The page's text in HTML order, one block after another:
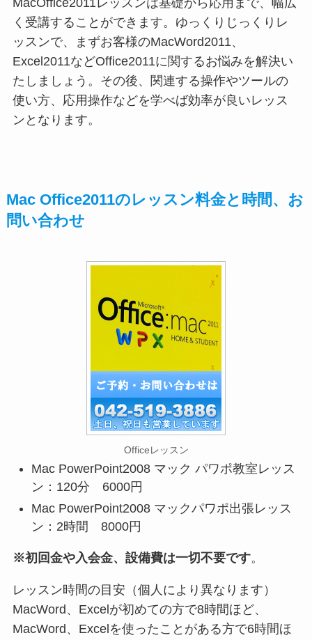
く受講することができます。ゆっくりじっくりレ
ッスンで、まずお客様のMacWord2011、
Excel2011などOffice2011に関するお悩みを解決い
たしましょう。その後、関連する操作やツールの
使い方、応用操作などを学べば効率が良いレッス
ンとなります。
Mac Office2011のレッスン料金と時間、お
問い合わせ
Officeレッスン
Mac PowerPoint2008 マック パワポ教室レッス
ン：120分 6000円
Mac PowerPoint2008 マックパワポ出張レッス
ン：2時間 8000円
※初回金や入会金、設備費は一切不要です。
レッスン時間の目安（個人により異なります）
MacWord、Excelが初めての方で8時間ほど、
MacWord、Excelを使ったことがある方で6時間ほ